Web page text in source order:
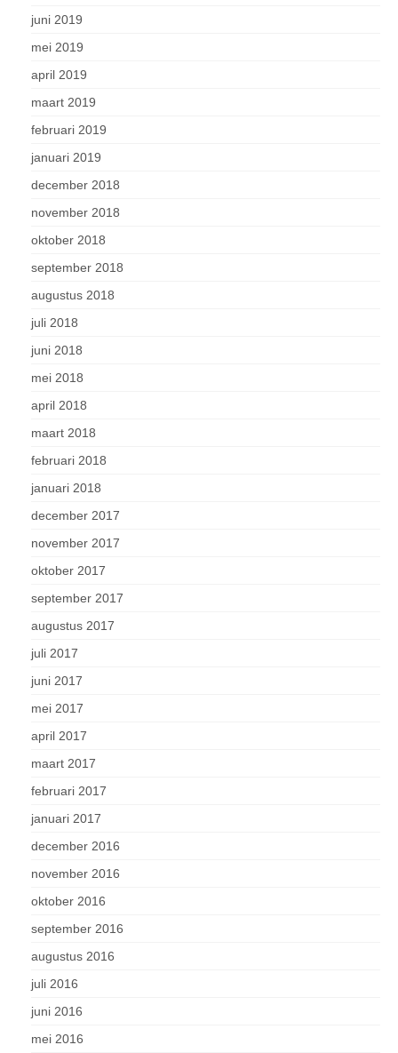
juni 2019
mei 2019
april 2019
maart 2019
februari 2019
januari 2019
december 2018
november 2018
oktober 2018
september 2018
augustus 2018
juli 2018
juni 2018
mei 2018
april 2018
maart 2018
februari 2018
januari 2018
december 2017
november 2017
oktober 2017
september 2017
augustus 2017
juli 2017
juni 2017
mei 2017
april 2017
maart 2017
februari 2017
januari 2017
december 2016
november 2016
oktober 2016
september 2016
augustus 2016
juli 2016
juni 2016
mei 2016